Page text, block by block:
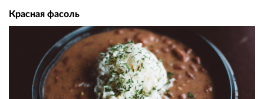
Красная фасоль